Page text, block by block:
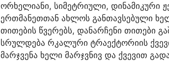
ორხელიანი, სიმეტრიული, დინამიკური
ერთმანეთთან ახლოს განთავსებული
თითების წვერებს, დანარჩენი თითები
სრულდება რკალური ტრაექტორიის
მარჯვენა ხელი მარჯვნივ და ქვევით